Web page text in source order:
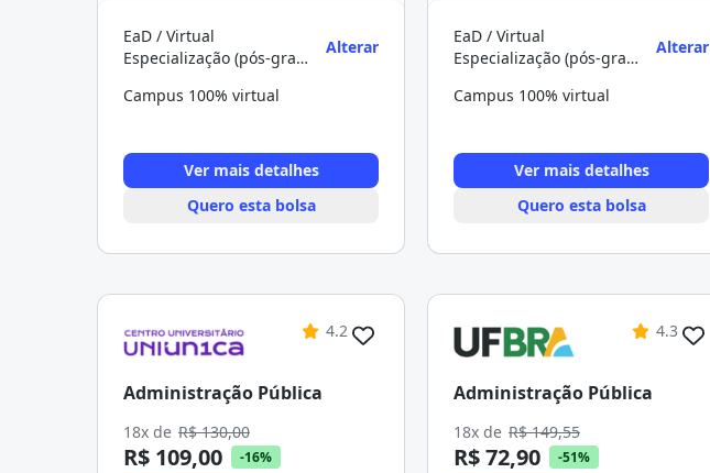
EaD / Virtual
Especialização (pós-graduação)
Alterar
Campus 100% virtual
Ver mais detalhes
Quero esta bolsa
EaD / Virtual
Especialização (pós-graduação)
Alterar
Campus 100% virtual
Ver mais detalhes
Quero esta bolsa
4.2
Administração Pública
18x de R$ 130,00
R$ 109,00 -16%
4.3
Administração Pública
18x de R$ 149,55
R$ 72,90 -51%